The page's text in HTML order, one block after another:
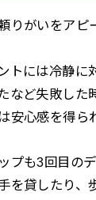
りがいをアピ
トには冷静に
など失敗した
安心感を得ら
プも3回目の
を貸したり、